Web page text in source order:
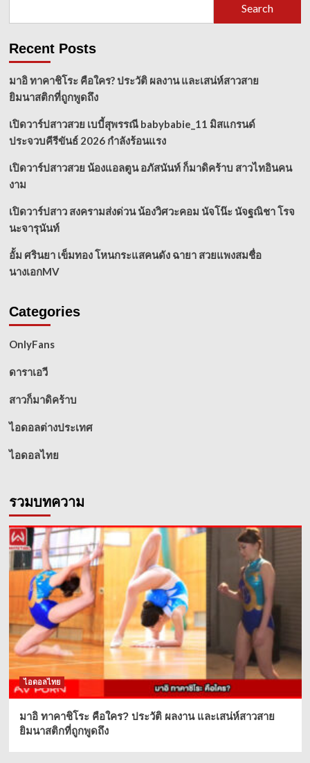
Search
Recent Posts
มาอิ ทาคาชิโระ คือใคร? ประวัติ ผลงาน และเสน่ห์สาวสาย
ยิมนาสติกที่ถูกพูดถึง
เปิดวาร์ปสาวสวย เบบี้สุพรรณี babybabie_11 มิสแกรนด์
ประจวบคีรีขันธ์ 2026 กำลังร้อนแรง
เปิดวาร์ปสาวสวย น้องแอลตูน อภัสนันท์ ก็มาดิคร้าบ สาวไทอินคน
งาม
เปิดวาร์ปสาว สงครามส่งด่วน น้องวิศวะคอม นัจโน๊ะ นัจฐณิชา โรจ
นะจารุนันท์
อั้ม ศรินยา เข็มทอง โหนกระแสคนดัง ฉายา สวยแพงสมชื่อ
นางเอกMV
Categories
OnlyFans
ดาราเอวี
สาวก็มาดิคร้าบ
ไอดอลต่างประเทศ
ไอดอลไทย
รวมบทความ
ไอดอลไทย
มาอิ ทาคาชิโระ คือใคร? ประวัติ ผลงาน และเสน่ห์สาวสาย
ยิมนาสติกที่ถูกพูดถึง